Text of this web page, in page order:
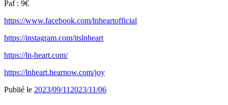
Paf : 9€
https://www.facebook.com/lnheartofficial
https://instagram.com/itslnheart
https://ln-heart.com/
https://lnheart.hearnow.com/joy
Publié le 2023/09/11 2023/11/06